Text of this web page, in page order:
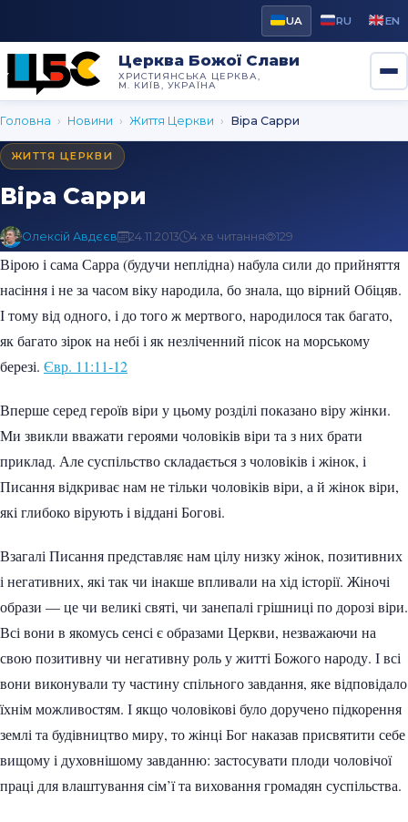
UA RU EN
Церква Божої Слави
ХРИСТИЯНСЬКА ЦЕРКВА,
М. КИЇВ, УКРАЇНА
Головна › Новини › Життя Церкви › Віра Сарри
ЖИТТЯ ЦЕРКВИ
Віра Сарри
Олексій Авдєєв 24.11.2013 4 хв читання 129
Вірою і сама Сарра (будучи неплідна) набула сили до прийняття
насіння і не за часом віку народила, бо знала, що вірний Обіцяв.
І тому від одного, і до того ж мертвого, народилося так багато,
як багато зірок на небі і як незліченний пісок на морському
березі. Євр. 11:11-12
Вперше серед героїв віри у цьому розділі показано віру жінки.
Ми звикли вважати героями чоловіків віри та з них брати
приклад. Але суспільство складається з чоловіків і жінок, і
Писання відкриває нам не тільки чоловіків віри, а й жінок віри,
які глибоко вірують і віддані Богові.
Взагалі Писання представляє нам цілу низку жінок, позитивних
і негативних, які так чи інакше впливали на хід історії. Жіночі
образи — це чи великі святі, чи занепалі грішниці по дорозі віри.
Всі вони в якомусь сенсі є образами Церкви, незважаючи на
свою позитивну чи негативну роль у житті Божого народу. І всі
вони виконували ту частину спільного завдання, яке відповідало
їхнім можливостям. І якщо чоловікові було доручено підкорення
землі та будівництво миру, то жінці Бог наказав присвятити себе
вищому і духовнішому завданню: застосувати плоди чоловічої
праці для влаштування сім’ї та виховання громадян суспільства.